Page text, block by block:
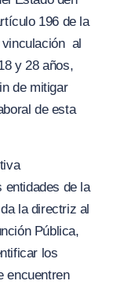
196 de la
vinculación al
y 28 años,
de mitigar
de esta
entidades de la
la directriz al
Pública,
los
encuentren